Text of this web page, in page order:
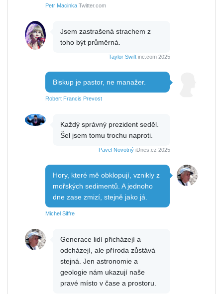
Petr Macinka Twitter.com
Jsem zastrašená strachem z
toho být průměrná.
Taylor Swift inc.com 2025
Biskup je pastor, ne manažer.
Robert Francis Prevost
Každý správný prezident seděl.
Šel jsem tomu trochu naproti.
Pavel Novotný iDnes.cz 2025
Hory, které mě obklopují, vznikly z
mořských sedimentů. A jednoho
dne zase zmizí, stejně jako já.
Michel Siffre
Generace lidí přicházejí a
odcházejí, ale příroda zůstává
stejná. Jen astronomie a
geologie nám ukazují naše
pravé místo v čase a prostoru.